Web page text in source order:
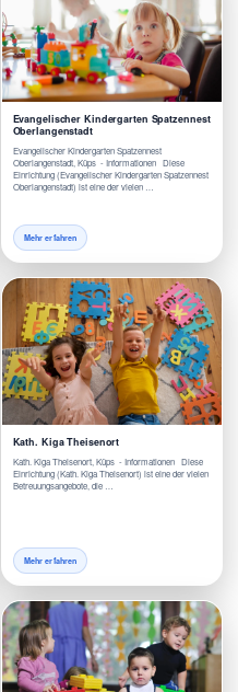
Evangelischer Kindergarten Spatzennest
Oberlangenstadt
Evangelischer Kindergarten Spatzennest
Oberlangenstadt, Küps - Informationen Diese
Einrichtung (Evangelischer Kindergarten Spatzennest
Oberlangenstadt) ist eine der vielen …
Mehr erfahren
Kath. Kiga Theisenort
Kath. Kiga Theisenort, Küps - Informationen Diese
Einrichtung (Kath. Kiga Theisenort) ist eine der vielen
Betreuungsangebote, die …
Mehr erfahren